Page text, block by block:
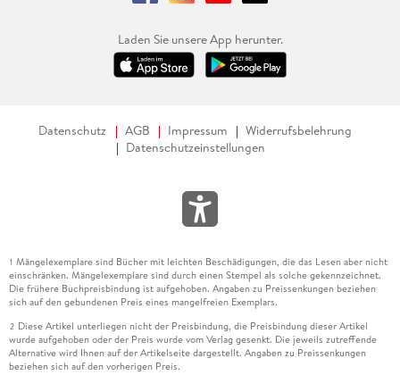
Laden Sie unsere App herunter.
Datenschutz AGB Impressum
Widerrufsbelehrung
Datenschutzeinstellungen
1 Mängelexemplare sind Bücher mit leichten Beschädigungen, die das Lesen aber nicht
einschränken. Mängelexemplare sind durch einen Stempel als solche gekennzeichnet.
Die frühere Buchpreisbindung ist aufgehoben. Angaben zu Preissenkungen beziehen
sich auf den gebundenen Preis eines mangelfreien Exemplars.
2 Diese Artikel unterliegen nicht der Preisbindung, die Preisbindung dieser Artikel
wurde aufgehoben oder der Preis wurde vom Verlag gesenkt. Die jeweils zutreffende
Alternative wird Ihnen auf der Artikelseite dargestellt. Angaben zu Preissenkungen
beziehen sich auf den vorherigen Preis.